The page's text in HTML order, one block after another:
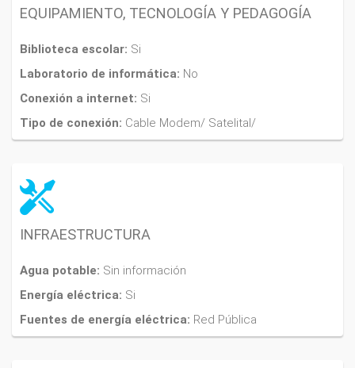
EQUIPAMIENTO, TECNOLOGÍA Y PEDAGOGÍA
Biblioteca escolar: Si
Laboratorio de informática: No
Conexión a internet: Si
Tipo de conexión: Cable Modem/ Satelital/
INFRAESTRUCTURA
Agua potable: Sin información
Energía eléctrica: Si
Fuentes de energía eléctrica: Red Pública